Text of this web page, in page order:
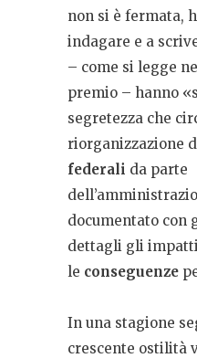
non si è fermata,
indagare e a
– come si legge
premio – hanno
segretezza che
riorganizzazione
federali da parte
documentato con
dettagli gli
le conseguenze
In una stagione
crescente ostilità